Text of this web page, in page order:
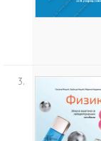
3.